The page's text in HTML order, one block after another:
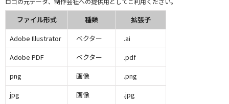
ファイル形式 種類
拡張子
Adobe Illustrator
ベクター
.ai
Adobe PDF
ベクター
.pdf
png
画像
.png
jpg
画像
.jpg